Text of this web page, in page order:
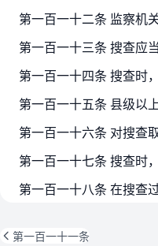
第一百一十一条